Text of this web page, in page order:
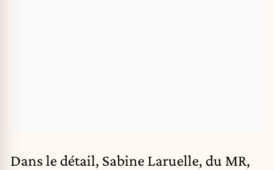
Dans le détail, Sabine Laruelle, du MR,